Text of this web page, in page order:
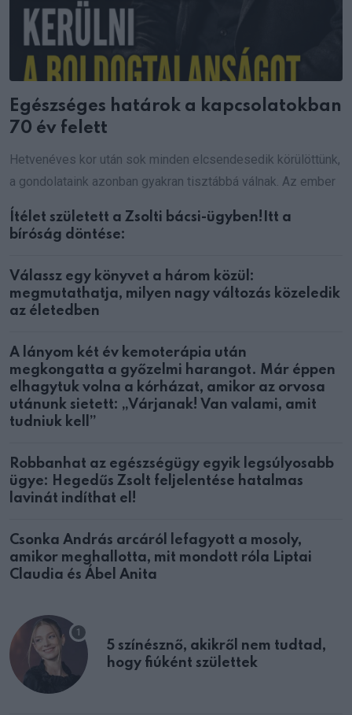
Egészséges határok a kapcsolatokban
70 év felett
Hetvenéves kor után sok minden elcsendesedik körülöttünk,
a gondolataink azonban gyakran tisztábbá válnak. Az ember
Ítélet született a Zsolti bácsi-ügyben!Itt a
bíróság döntése:
Válassz egy könyvet a három közül:
megmutathatja, milyen nagy változás közeledik
az életedben
A lányom két év kemoterápia után
megkongatta a győzelmi harangot. Már éppen
elhagytuk volna a kórházat, amikor az orvosa
utánunk sietett: „Várjanak! Van valami, amit
tudniuk kell”
Robbanhat az egészségügy egyik legsúlyosabb
ügye: Hegedűs Zsolt feljelentése hatalmas
lavinát indíthat el!
Csonka András arcáról lefagyott a mosoly,
amikor meghallotta, mit mondott róla Liptai
Claudia és Ábel Anita
5 színésznő, akikről nem tudtad,
hogy fiúként születtek